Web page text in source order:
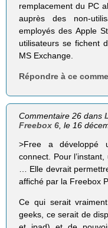
remplacement du PC
auprès des non-
employés des Apple
utilisateurs se fichent
MS Exchange.
Répondre à ce
Commentaire 26 dans
Freebox 6 , le 16
>Free a déve­loppé
connect. Pour l’instant,
… Elle devrait
affi­ché par la Free­box
Ce qui serait
geeks, ce serait de